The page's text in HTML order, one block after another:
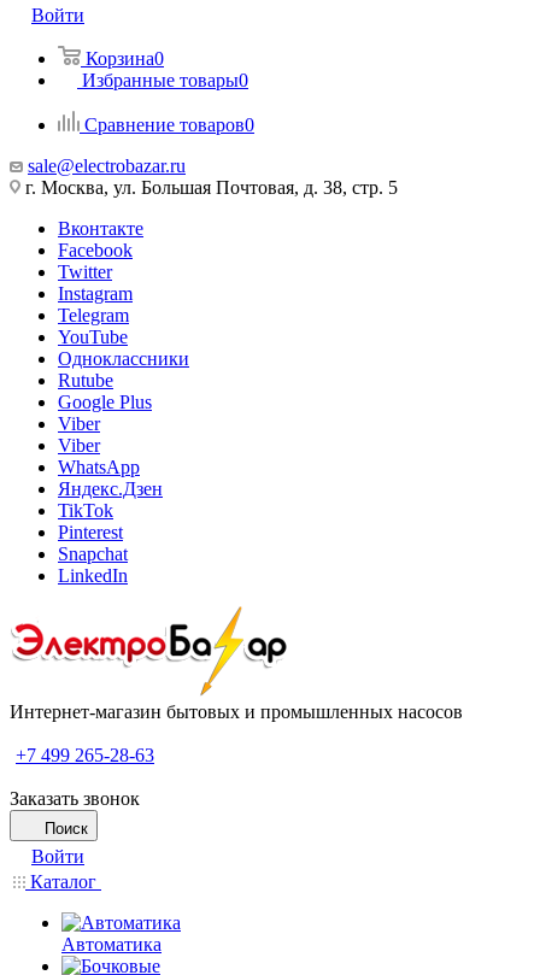
Войти
Корзина0
Избранные товары0
Сравнение товаров0
sale@electrobazar.ru
г. Москва, ул. Большая Почтовая, д. 38, стр. 5
Вконтакте
Facebook
Twitter
Instagram
Telegram
YouTube
Одноклассники
Rutube
Google Plus
Viber
Viber
WhatsApp
Яндекс.Дзен
TikTok
Pinterest
Snapchat
LinkedIn
Интернет-магазин бытовых и промышленных насосов
+7 499 265-28-63
Заказать звонок
Поиск
Войти
Каталог
Автоматика